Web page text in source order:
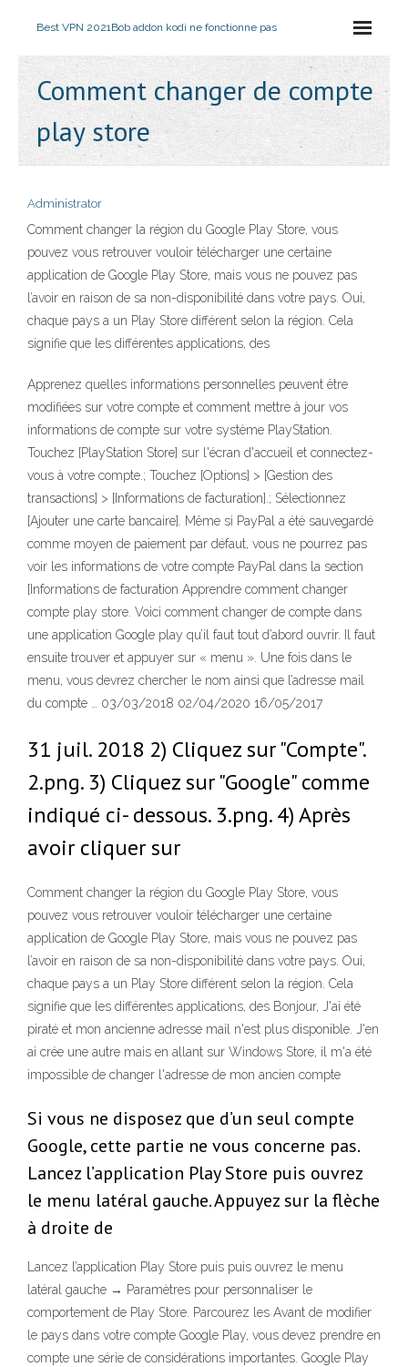
Best VPN 2021Bob addon kodi ne fonctionne pas
Comment changer de compte
play store
Administrator
Comment changer la région du Google Play Store, vous
pouvez vous retrouver vouloir télécharger une certaine
application de Google Play Store, mais vous ne pouvez pas
l’avoir en raison de sa non-disponibilité dans votre pays. Oui,
chaque pays a un Play Store différent selon la région. Cela
signifie que les différentes applications, des
Apprenez quelles informations personnelles peuvent être
modifiées sur votre compte et comment mettre à jour vos
informations de compte sur votre système PlayStation.
Touchez [PlayStation Store] sur l'écran d'accueil et connectez-
vous à votre compte.; Touchez [Options] > [Gestion des
transactions] > [Informations de facturation].; Sélectionnez
[Ajouter une carte bancaire]. Même si PayPal a été sauvegardé
comme moyen de paiement par défaut, vous ne pourrez pas
voir les informations de votre compte PayPal dans la section
[Informations de facturation Apprendre comment changer
compte play store. Voici comment changer de compte dans
une application Google play qu’il faut tout d’abord ouvrir. Il faut
ensuite trouver et appuyer sur « menu ». Une fois dans le
menu, vous devrez chercher le nom ainsi que l’adresse mail
du compte … 03/03/2018 02/04/2020 16/05/2017
31 juil. 2018 2) Cliquez sur "Compte".
2.png. 3) Cliquez sur "Google" comme
indiqué ci- dessous. 3.png. 4) Après
avoir cliquer sur
Comment changer la région du Google Play Store, vous
pouvez vous retrouver vouloir télécharger une certaine
application de Google Play Store, mais vous ne pouvez pas
l’avoir en raison de sa non-disponibilité dans votre pays. Oui,
chaque pays a un Play Store différent selon la région. Cela
signifie que les différentes applications, des Bonjour, J'ai été
piraté et mon ancienne adresse mail n'est plus disponible. J'en
ai crée une autre mais en allant sur Windows Store, il m'a été
impossible de changer l'adresse de mon ancien compte
Si vous ne disposez que d’un seul compte
Google, cette partie ne vous concerne pas.
Lancez l’application Play Store puis ouvrez
le menu latéral gauche. Appuyez sur la flèche
à droite de
Lancez l’application Play Store puis puis ouvrez le menu
latéral gauche → Paramètres pour personnaliser le
comportement de Play Store. Parcourez les Avant de modifier
le pays dans votre compte Google Play, vous devez prendre en
compte une série de considérations importantes. Google Play